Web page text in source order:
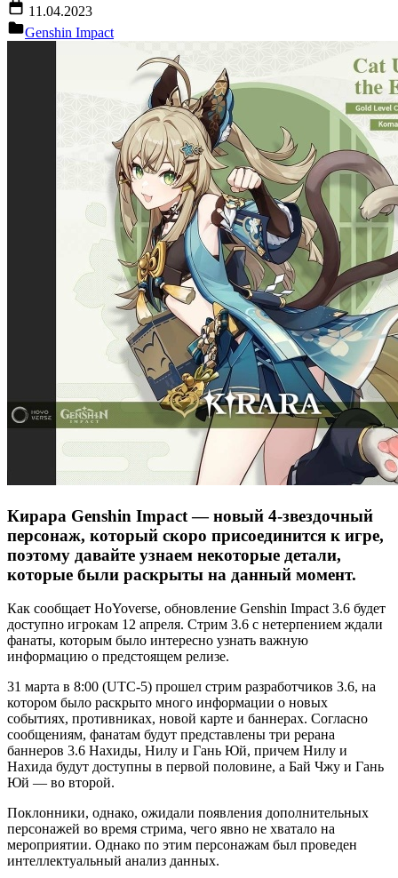
11.04.2023
Genshin Impact
Кирара Genshin Impact — новый 4-звездочный
персонаж, который скоро присоединится к игре,
поэтому давайте узнаем некоторые детали,
которые были раскрыты на данный момент.
Как сообщает HoYoverse, обновление Genshin Impact 3.6 будет
доступно игрокам 12 апреля. Стрим 3.6 с нетерпением ждали
фанаты, которым было интересно узнать важную
информацию о предстоящем релизе.
31 марта в 8:00 (UTC-5) прошел стрим разработчиков 3.6, на
котором было раскрыто много информации о новых
событиях, противниках, новой карте и баннерах. Согласно
сообщениям, фанатам будут представлены три рерана
баннеров 3.6 Нахиды, Нилу и Гань Юй, причем Нилу и
Нахида будут доступны в первой половине, а Бай Чжу и Гань
Юй — во второй.
Поклонники, однако, ожидали появления дополнительных
персонажей во время стрима, чего явно не хватало на
мероприятии. Однако по этим персонажам был проведен
интеллектуальный анализ данных.